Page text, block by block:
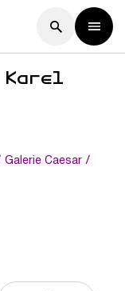
Galerie Caesar /